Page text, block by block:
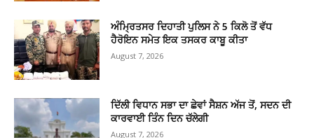
ਅੰਮ੍ਰਿਤਸਰ ਦਿਹਾਤੀ ਪੁਲਿਸ ਨੇ 5 ਕਿਲੋ ਤੋਂ ਵੱਧ
ਹੈਰੋਇਨ ਸਮੇਤ ਇਕ ਤਸਕਰ ਕਾਬੂ ਕੀਤਾ
August 7, 2026
ਦਿੱਲੀ ਵਿਧਾਨ ਸਭਾ ਦਾ ਛੇਵਾਂ ਸੈਸ਼ਨ ਅੱਜ ਤੋਂ, ਸਦਨ ਦੀ
ਕਾਰਵਾਈ ਤਿੰਨ ਦਿਨ ਚੱਲੇਗੀ
August 7, 2026